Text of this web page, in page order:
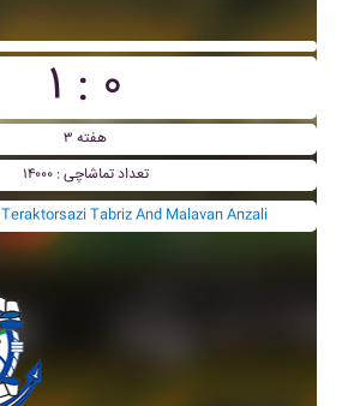
۱ : ۰
هفته ۳
تعداد تماشاچی : ۱۴۰۰۰
بازی های گذشته Teraktorsazi Tabriz And Malavan Anzali